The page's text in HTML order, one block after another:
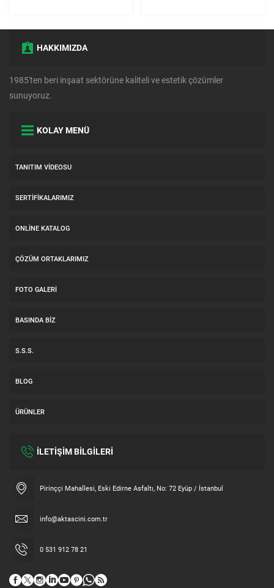
HAKKIMIZDA
1985'ten beri inşaat sektörüne kaliteli ve estetik çözümler
sunuyoruz.
KOLAY MENÜ
TANITIM VIDEOSU
SERTIFIKALARIMIZ
ONLINE KATALOG
ÇÖZÜM ORTAKLARIMIZ
FOTO GALERI
BASINDA BIZ
S.S.S.
BLOG
ÜRÜNLER
İLETİŞİM BİLGİLERİ
Pirinççi Mahallesi, Eski Edirne Asfaltı, No: 72 Eyüp / İstanbul
info@aktascini.com.tr
0 531 912 78 21